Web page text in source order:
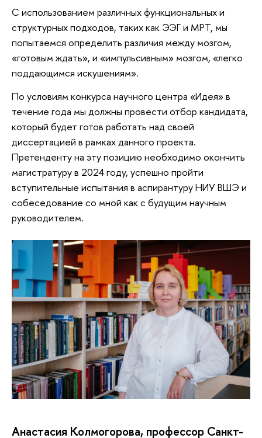
С использованием различных функциональных и
структурных подходов, таких как ЭЭГ и МРТ, мы
попытаемся определить различия между мозгом,
«готовым ждать», и «импульсивным» мозгом, «легко
поддающимся искушениям».
По условиям конкурса научного центра «Идея» в
течение года мы должны провести отбор кандидата,
который будет готов работать над своей
диссертацией в рамках данного проекта.
Претенденту на эту позицию необходимо окончить
магистратуру в 2024 году, успешно пройти
вступительные испытания в аспирантуру НИУ ВШЭ и
собеседование со мной как с будущим научным
руководителем.
Анастасия Колмогорова, профессор Санкт-